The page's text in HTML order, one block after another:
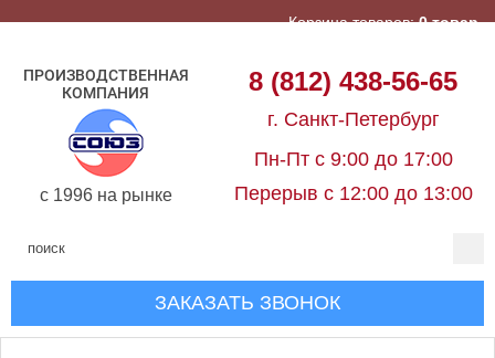
ПРОИЗВОДСТВЕННАЯ
КОМПАНИЯ
c 1996 на рынке
8 (812) 438-56-65
г. Санкт-Петербург
Пн-Пт с 9:00 до 17:00
Перерыв с 12:00 до 13:00
Корзина товаров:0 товар
ЗАКАЗАТЬ ЗВОНОК